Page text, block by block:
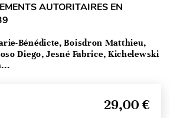
AUTORITAIRES EN
Bénédicte, Boisdron Matthieu,
Diego, Jesné Fabrice, Kichelewski
29,00 €